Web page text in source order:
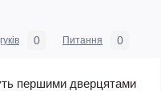
0 Питання 0
першими дверцятами